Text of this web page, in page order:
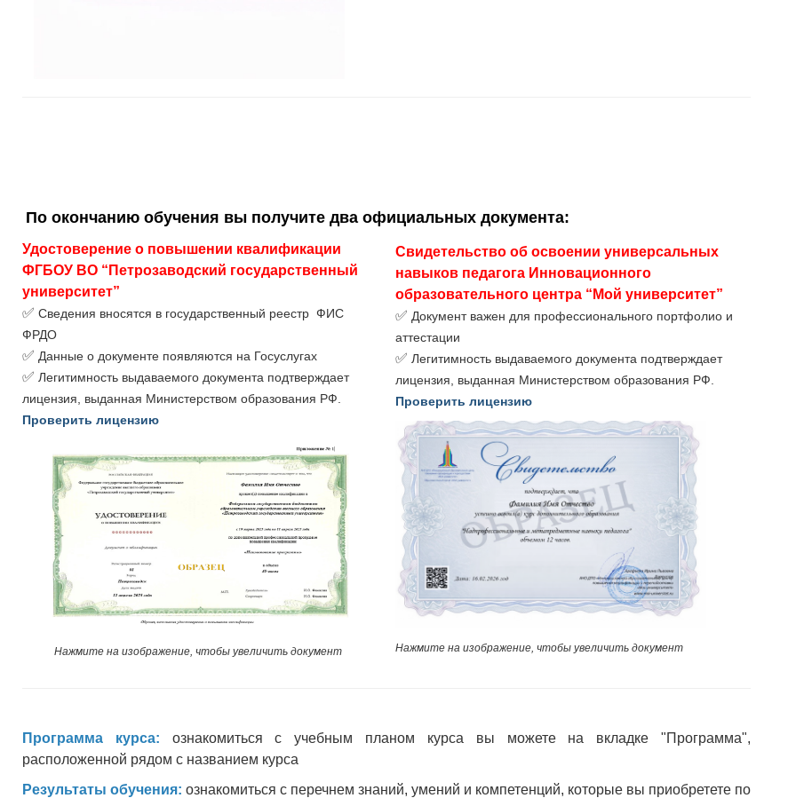
По окончанию обучения вы получите два официальных документа:
Удостоверение о повышении квалификации
ФГБОУ ВО “Петрозаводский государственный
университет”
✅ Сведения вносятся в государственный реестр ФИС
ФРДО
✅ Данные о документе появляются на Госуслугах
✅ Легитимность выдаваемого документа подтверждает
лицензия, выданная Министерством образования РФ.
Проверить лицензию
Нажмите на изображение, чтобы увеличить документ
Свидетельство об освоении универсальных
навыков педагога Инновационного
образовательного центра “Мой университет”
✅ Документ важен для профессионального портфолио и
аттестации
✅ Легитимность выдаваемого документа подтверждает
лицензия, выданная Министерством образования РФ.
Проверить лицензию
Нажмите на изображение, чтобы увеличить документ
Программа курса: ознакомиться с учебным планом курса вы можете на вкладке "Программа",
расположенной рядом с названием курса
Результаты обучения: ознакомиться с перечнем знаний, умений и компетенций, которые вы приобретете по